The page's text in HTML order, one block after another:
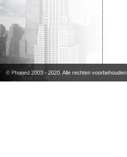
© Phoned 2003 - 2020. Alle rechten voorbehouden.